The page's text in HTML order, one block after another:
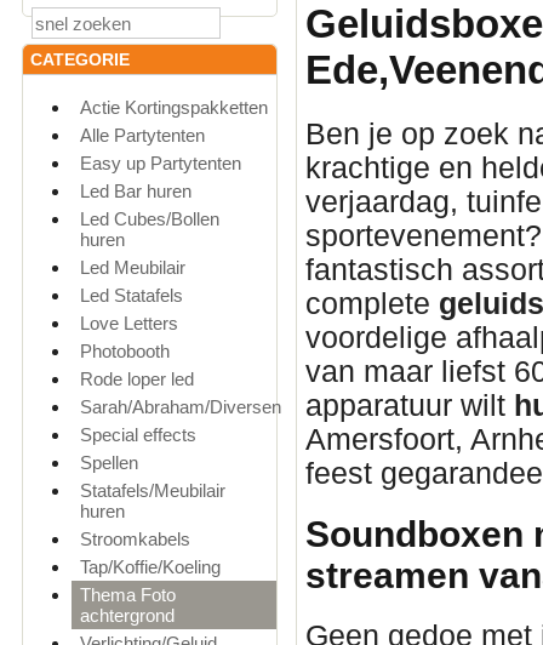
CATEGORIE
Actie Kortingspakketten
Alle Partytenten
Easy up Partytenten
Led Bar huren
Led Cubes/Bollen
huren
Led Meubilair
Led Statafels
Love Letters
Photobooth
Rode loper led
Sarah/Abraham/Diversen
Special effects
Spellen
Statafels/Meubilair
huren
Stroomkabels
Tap/Koffie/Koeling
Thema Foto
achtergrond
Ben je op zoek
krachtige en
verjaardag,
fantastisch
complete
voordelige
van maar liefst
apparatuur wilt
Amersfoort,
feest
Soundboxen
streamen
Geen gedoe